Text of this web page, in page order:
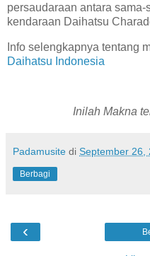
persaudaraan antara
kendaraan Daihatsu
Info selengkapnya tentang
Daihatsu Indonesia
Inilah Makna
Padamusite di September 26,
Berbagi
‹